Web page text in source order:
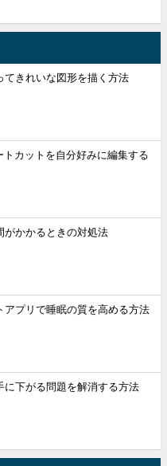
てきれいな図形を描く方法
トカットを自分好みに編集する
がかかるときの対処法
アプリで睡眠の質を高める方法
に下がる問題を解消する方法